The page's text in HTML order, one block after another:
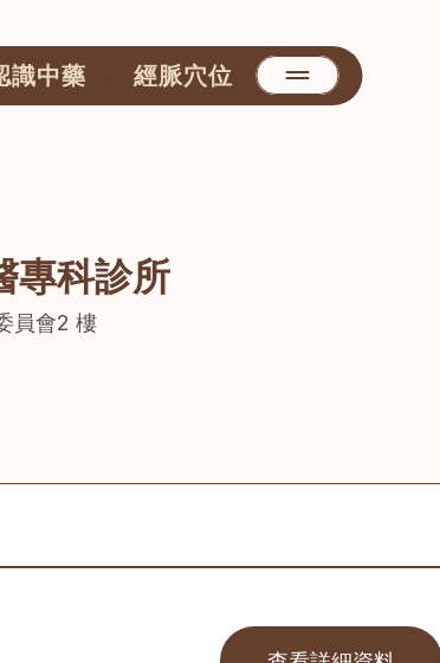
識中藥 經脈穴位
專科診所
員會2 樓